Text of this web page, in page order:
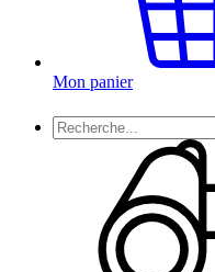
Mon panier